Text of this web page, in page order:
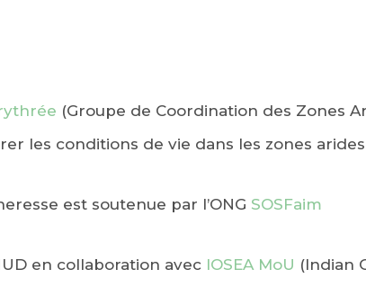
(Groupe de Coordination des Zones
les conditions de vie dans les zones
est soutenue par l’ONG SOSFaim
en collaboration avec IOSEA MoU (Indian